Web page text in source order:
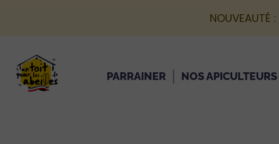
NOUVEAUTÉ :
PARRAINER NOS APICULTEURS